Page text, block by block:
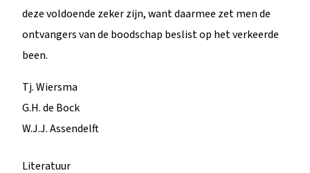
deze voldoende zeker zijn, want daarmee zet men de
ontvangers van de boodschap beslist op het verkeerde
been.
Tj. Wiersma
G.H. de Bock
W.J.J. Assendelft
Literatuur